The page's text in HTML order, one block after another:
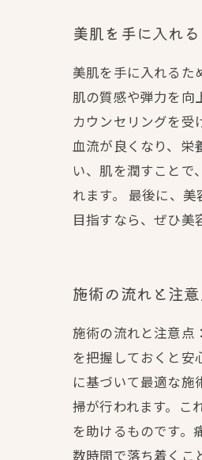
美肌を手に入れ
美肌を手に入れるた
肌の質感や弾力を向
カウンセリングを受
血流が良くなり、栄
い、肌を潤すことで
れます。 最後に、
目指すなら、ぜひ美
施術の流れと注
施術の流れと注意点
を把握しておくと安
に基づいて最適な施
掃が行われます。こ
を助けるものです。
数時間で落ち着くこ